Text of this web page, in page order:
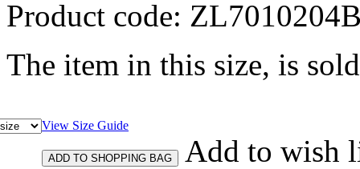
Product code:
The item in this size, is
View Size Guide
Add to wish